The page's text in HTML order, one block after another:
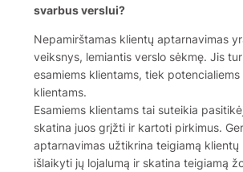
svarbus verslui?
Nepamirštamas klientų aptarnavimas
veiksnys, lemiantis verslo sėkmę. Jis
esamiems klientams, tiek potencialiems
klientams.
Esamiems klientams tai suteikia
skatina juos grįžti ir kartoti pirkimus.
aptarnavimas užtikrina teigiamą
išlaikyti jų lojalumą ir skatina teigiamą